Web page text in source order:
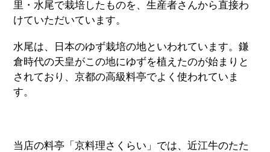
里・水尾で栽培したものを、生産者さんから直接わ
けていただいています。
水尾は、日本のゆず栽培の地といわれています。鎌
倉時代の天皇がこの地にゆずを植えたのが始まりと
されており、京都の高級料亭でよく使われていま
す。
当店の料亭「京料理さくらい」では、近江牛のたた